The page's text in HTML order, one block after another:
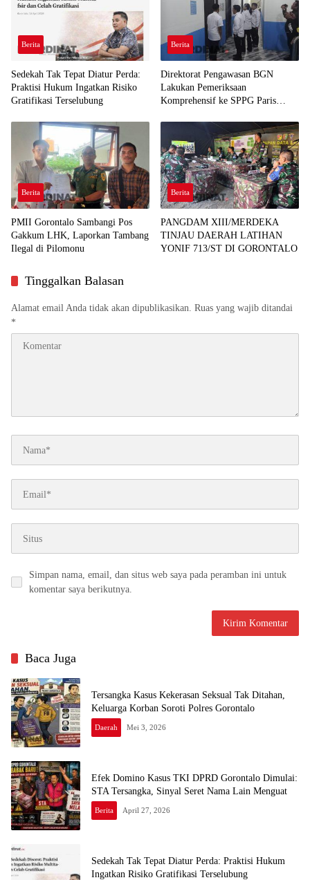
Berita
Sedekah Tak Tepat Diatur Perda:
Praktisi Hukum Ingatkan Risiko
Gratifikasi Terselubung
Berita
Direktorat Pengawasan BGN
Lakukan Pemeriksaan
Komprehensif ke SPPG Paris
Berita
PMII Gorontalo Sambangi Pos
Gakkum LHK, Laporkan Tambang
Ilegal di Pilomonu
Berita
PANGDAM XIII/MERDEKA
TINJAU DAERAH LATIHAN
YONIF 713/ST DI GORONTALO
Tinggalkan Balasan
Alamat email Anda tidak akan dipublikasikan. Ruas yang wajib ditandai
*
Simpan nama, email, dan situs web saya pada peramban ini untuk
komentar saya berikutnya.
Baca Juga
Tersangka Kasus Kekerasan Seksual Tak Ditahan,
Keluarga Korban Soroti Polres Gorontalo
Daerah Mei 3, 2026
Efek Domino Kasus TKI DPRD Gorontalo Dimulai:
STA Tersangka, Sinyal Seret Nama Lain Menguat
Berita April 27, 2026
Sedekah Tak Tepat Diatur Perda: Praktisi Hukum
Ingatkan Risiko Gratifikasi Terselubung